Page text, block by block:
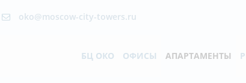
oko@moscow-city-towers.ru
БЦ ОКО ОФИСЫ АПАРТАМЕНТЫ